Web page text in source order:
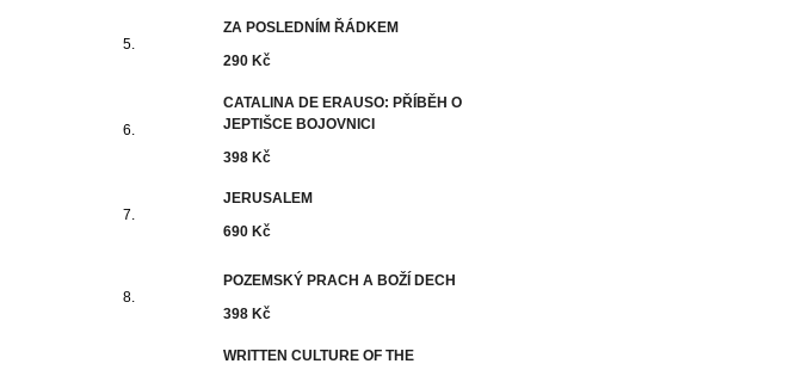
ZA POSLEDNÍM ŘÁDKEM
290 Kč
CATALINA DE ERAUSO: PŘÍBĚH O
JEPTIŠCE BOJOVNICI
398 Kč
JERUSALEM
690 Kč
POZEMSKÝ PRACH A BOŽÍ DECH
398 Kč
WRITTEN CULTURE OF THE